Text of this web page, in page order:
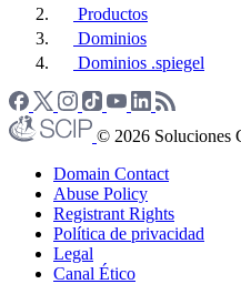
Productos
Dominios
Dominios .spiegel
© 2026 Soluciones
Domain Contact
Abuse Policy
Registrant Rights
Política de privacidad
Legal
Canal Ético